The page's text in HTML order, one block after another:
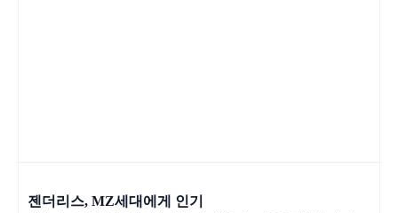
젠더리스, MZ세대에게 인기